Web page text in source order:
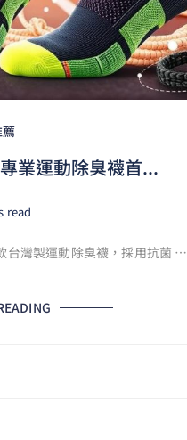
業運動除臭襪首...
read
台灣製運動除臭襪，採用抗菌 …